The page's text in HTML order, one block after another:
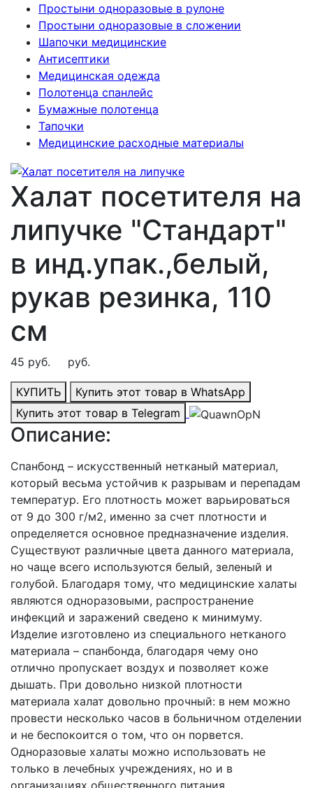
Простыни одноразовые в рулоне
Простыни одноразовые в сложении
Шапочки медицинские
Антисептики
Медицинская одежда
Полотенца спанлейс
Бумажные полотенца
Тапочки
Медицинские расходные материалы
Халат посетителя на
липучке "Стандарт"
в инд.упак.,белый,
рукав резинка, 110
см
45 руб. ᅠ руб.
КУПИТЬ
Купить этот товар в WhatsApp
Купить этот товар в Telegram
Описание:
Спанбонд – искусственный нетканый материал,
который весьма устойчив к разрывам и перепадам
температур. Его плотность может варьироваться
от 9 до 300 г/м2, именно за счет плотности и
определяется основное предназначение изделия.
Существуют различные цвета данного материала,
но чаще всего используются белый, зеленый и
голубой. Благодаря тому, что медицинские халаты
являются одноразовыми, распространение
инфекций и заражений сведено к минимуму.
Изделие изготовлено из специального нетканого
материала – спанбонда, благодаря чему оно
отлично пропускает воздух и позволяет коже
дышать. При довольно низкой плотности
материала халат довольно прочный: в нем можно
провести несколько часов в больничном отделении
и не беспокоится о том, что он порвется.
Одноразовые халаты можно использовать не
только в лечебных учреждениях, но и в